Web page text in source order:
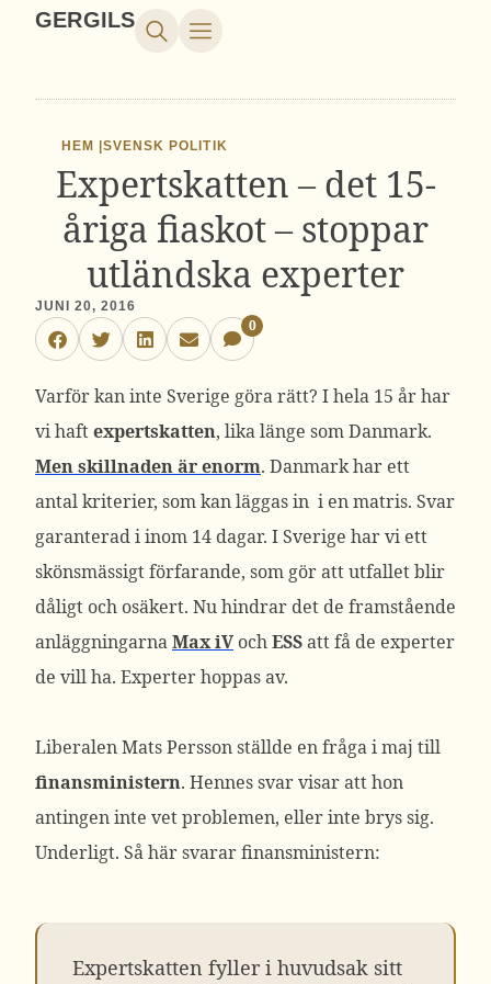
GERGILS
HEM |SVENSK POLITIK
Expertskatten – det 15-
åriga fiaskot – stoppar
utländska experter
JUNI 20, 2016
0
Varför kan inte Sverige göra rätt? I hela 15 år har
vi haftexpertskatten, lika länge som Danmark.
Men skillnaden är enorm. Danmark har ett
antal kriterier, som kan läggas in i en matris. Svar
garanterad i inom 14 dagar. I Sverige har vi ett
skönsmässigt förfarande, som gör att utfallet blir
dåligt och osäkert. Nu hindrar det de framstående
anläggningarnaMax iVochESSatt få de experter
de vill ha. Experter hoppas av.
Liberalen Mats Persson ställde en fråga i maj till
finansministern. Hennes svar visar att hon
antingen inte vet problemen, eller inte brys sig.
Underligt. Så här svarar finansministern:
Expertskatten fyller i huvudsak sitt